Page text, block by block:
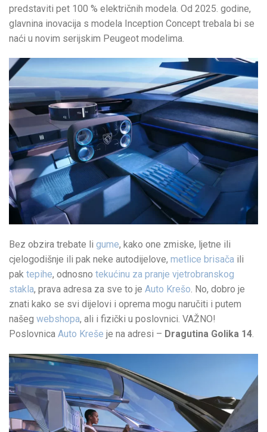
predstaviti pet 100 % električnih modela. Od 2025. godine,
glavnina inovacija s modela Inception Concept trebala bi se
naći u novim serijskim Peugeot modelima.
Bez obzira trebate li gume, kako one zmiske, ljetne ili
cjelogodišnje ili pak neke autodijelove, metlice brisača ili
pak tepihe, odnosno tekućinu za pranje vjetrobranskog
stakla, prava adresa za sve to je Auto Krešo. No, dobro je
znati kako se svi dijelovi i oprema mogu naručiti i putem
našeg webshopa, ali i fizički u poslovnici. VAŽNO!
Poslovnica Auto Kreše je na adresi – Dragutina Golika 14.